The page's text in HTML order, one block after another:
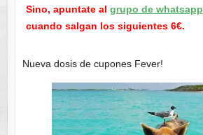
Sino, apuntate al grupo de whatsapp
cuando salgan los siguientes 6€.
Nueva dosis de cupones Fever!